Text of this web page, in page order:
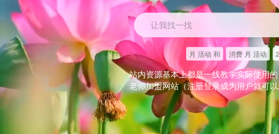
让我找一找
月 活动 和 消费 月 活动
站内资源基本上都是一线教学实际使用
老师加盟网站（注册登录成为用户就可